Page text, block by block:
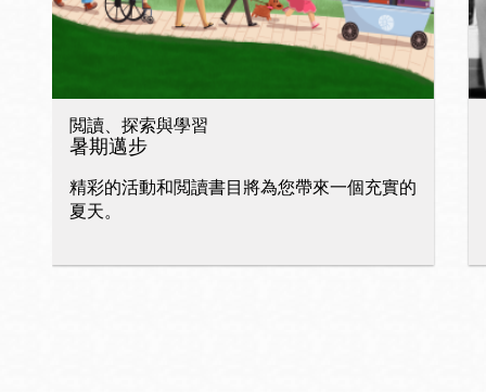
閲讀、探索與學習
暑期邁步
精彩的活動和閲讀書目將為您帶來一個充實的
夏天。